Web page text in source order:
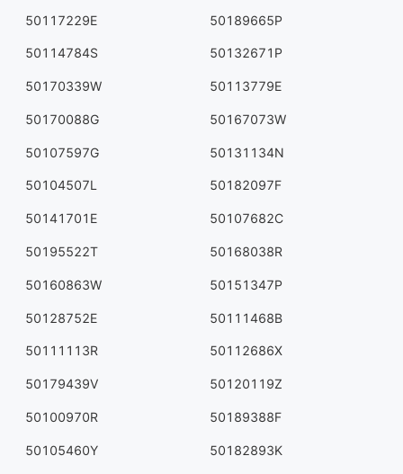
50117229E 50189665P
50114784S 50132671P
50170339W 50113779E
50170088G 50167073W
50107597G 50131134N
50104507L 50182097F
50141701E 50107682C
50195522T 50168038R
50160863W 50151347P
50128752E 50111468B
50111113R 50112686X
50179439V 50120119Z
50100970R 50189388F
50105460Y 50182893K